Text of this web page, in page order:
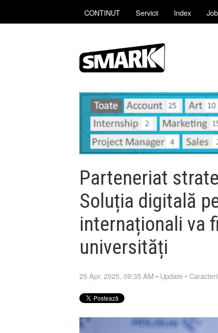
CONTINUT Servicii Index
Parteneriat
Soluția digitală
internaționali va
universități
25 Apr. 2025, 09:35 AM • Update •